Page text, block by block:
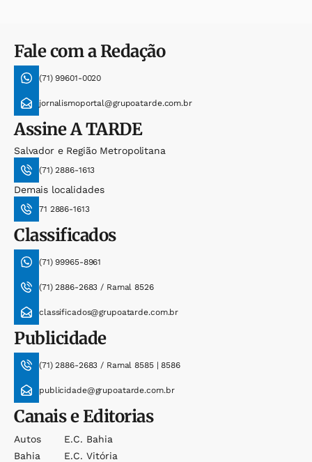
Fale com a Redação
(71) 99601-0020
jornalismoportal@grupoatarde.com.br
AssineA TARDE
Salvador e Região Metropolitana
(71) 2886-1613
Demais localidades
71 2886-1613
Classificados
(71) 99965-8961
(71) 2886-2683 / Ramal 8526
classificados@grupoatarde.com.br
Publicidade
(71) 2886-2683 / Ramal 8585 | 8586
publicidade@grupoatarde.com.br
Canais e Editorias
Autos
Bahia
E.c. Bahia
E.c. Vitória